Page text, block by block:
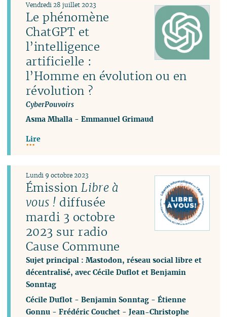
Le phénomène
ChatGPT et
l’intelligence
artificielle :
l’Homme en évolution ou en
révolution ?
CyberPouvoirs
Vendredi 28 juillet 2023
Asma Mhalla -Emmanuel Grimaud
Lire
ÉmissionLibre à
vous ! diffusée
mardi 3 octobre
2023 sur radio
Cause Commune
Sujet principal : Mastodon, réseau social libre et
décentralisé, avec Cécile Duflot et Benjamin
Sonntag
Lundi 9 octobre 2023
Cécile Duflot -Benjamin Sonntag -Étienne
Gonnu -Frédéric Couchet -Jean-Christophe